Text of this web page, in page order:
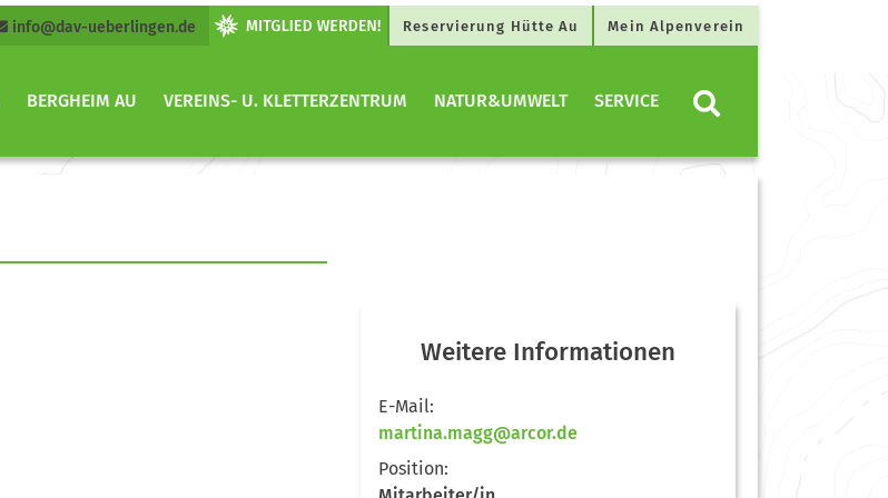
info@dav-ueberlingen.de Reservierung Hütte Au Mein Alpenverein
BERGHEIM AU VEREINS- U. KLETTERZENTRUM NATUR&UMWELT SERVICE
Weitere Informationen
E-Mail:
martina.magg@arcor.de
Position: